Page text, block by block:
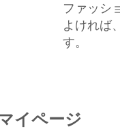
ファッシ
よければ
す。
イページ